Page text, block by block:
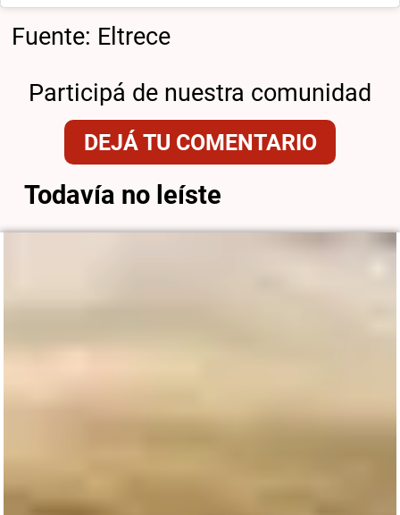
Fuente: Eltrece
Participá de nuestra comunidad
DEJÁ TU COMENTARIO
Todavía no leíste